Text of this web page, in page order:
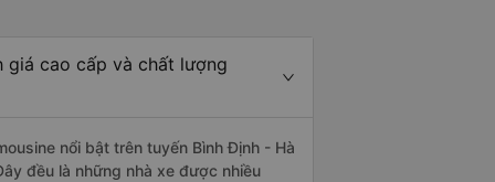
cao cấp và chất lượng
nổi bật trên tuyến Bình Định - Hà
đều là những nhà xe được nhiều